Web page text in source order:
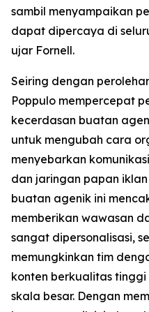
sambil menyampaikan
dapat dipercaya di
ujar Fornell.
Seiring dengan
Poppulo mempercepat
kecerdasan buatan
untuk mengubah cara
menyebarkan
dan jaringan papan
buatan agenik ini
memberikan wawasan
sangat dipersonalisasi,
memungkinkan tim
konten berkualitas
skala besar. Dengan